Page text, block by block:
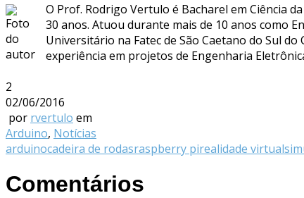
O Prof. Rodrigo Vertulo é Bacharel em Ciência
30 anos. Atuou durante mais de 10 anos como
Universitário na Fatec de São Caetano do Sul
experiência em projetos de Engenharia
2
02/06/2016
por rvertulo em
Arduino, Notícias
arduinocadeira de rodasraspberry pirealidade virtual
Comentários